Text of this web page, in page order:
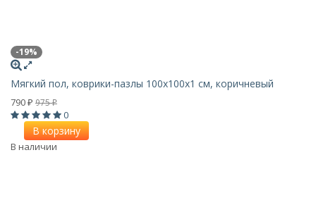
-19%
Мягкий пол, коврики-пазлы 100х100x1 см, коричневый
790 ₽ 975₽
0
В корзину
В наличии